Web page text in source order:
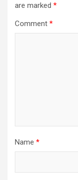
are marked *
Comment *
Name *